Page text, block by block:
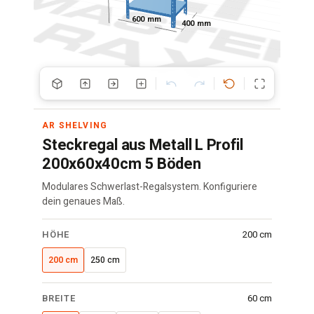
600 mm 400 mm
AR SHELVING
Steckregal aus Metall L Profil
200x60x40cm 5 Böden
Modulares Schwerlast-Regalsystem. Konfiguriere
dein genaues Maß.
Versatile
Regal
200x60x40
cm
HÖHE 200 cm
200 cm 250 cm
BREITE 60 cm